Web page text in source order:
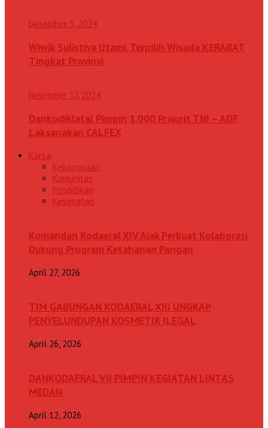
Desember 5, 2024
Wiwik Sulistiya Utami, Terpilih Wisuda KERABAT
Tingkat Provinsi
November 17, 2024
Dankodiklatal Pimpin 1.000 Prajurit TNI – ADF
Laksanakan CALFEX
Karsa
Kebangsaan
Komunitas
Pendidikan
Kesehatan
Komandan Kodaeral XIV Ajak Perkuat Kolaborasi
Dukung Program Ketahanan Pangan
April 27, 2026
TIM GABUNGAN KODAERAL XIII UNGKAP
PENYELUNDUPAN KOSMETIK ILEGAL
April 26, 2026
DANKODAERAL VII PIMPIN KEGIATAN LINTAS
MEDAN
April 12, 2026